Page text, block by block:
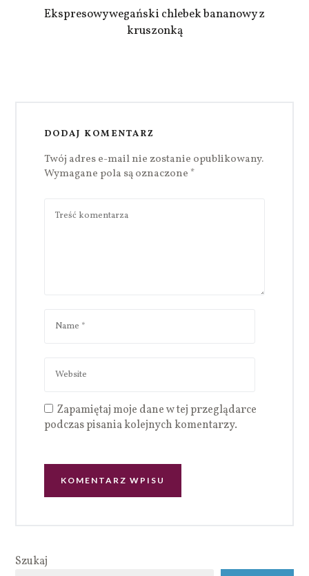
Ekspresowy wegański chlebek bananowy z
kruszonką
DODAJ KOMENTARZ
Twój adres e-mail nie zostanie opublikowany.
Wymagane pola są oznaczone *
Zapamiętaj moje dane w tej przeglądarce
podczas pisania kolejnych komentarzy.
Szukaj